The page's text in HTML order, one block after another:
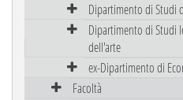
Dipartimento di Studi
Dipartimento di Studi
dell'arte
ex-Dipartimento di
Facoltà